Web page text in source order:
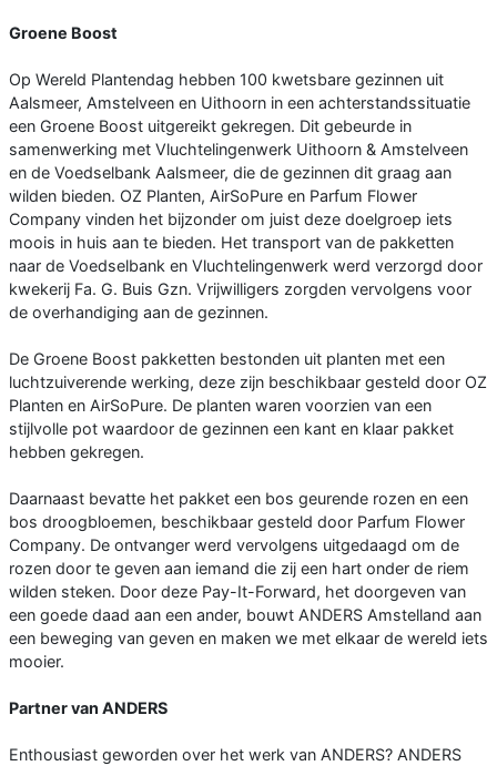
Groene Boost
Op Wereld Plantendag hebben 100 kwetsbare gezinnen uit
Aalsmeer, Amstelveen en Uithoorn in een achterstandssituatie
een Groene Boost uitgereikt gekregen. Dit gebeurde in
samenwerking met Vluchtelingenwerk Uithoorn & Amstelveen
en de Voedselbank Aalsmeer, die de gezinnen dit graag aan
wilden bieden. OZ Planten, AirSoPure en Parfum Flower
Company vinden het bijzonder om juist deze doelgroep iets
moois in huis aan te bieden. Het transport van de pakketten
naar de Voedselbank en Vluchtelingenwerk werd verzorgd door
kwekerij Fa. G. Buis Gzn. Vrijwilligers zorgden vervolgens voor
de overhandiging aan de gezinnen.
De Groene Boost pakketten bestonden uit planten met een
luchtzuiverende werking, deze zijn beschikbaar gesteld door OZ
Planten en AirSoPure. De planten waren voorzien van een
stijlvolle pot waardoor de gezinnen een kant en klaar pakket
hebben gekregen.
Daarnaast bevatte het pakket een bos geurende rozen en een
bos droogbloemen, beschikbaar gesteld door Parfum Flower
Company. De ontvanger werd vervolgens uitgedaagd om de
rozen door te geven aan iemand die zij een hart onder de riem
wilden steken. Door deze Pay-It-Forward, het doorgeven van
een goede daad aan een ander, bouwt ANDERS Amstelland aan
een beweging van geven en maken we met elkaar de wereld iets
mooier.
Partner van ANDERS
Enthousiast geworden over het werk van ANDERS? ANDERS